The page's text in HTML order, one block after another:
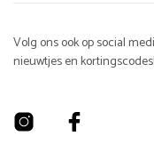
Volg ons ook op social
nieuwtjes en kortingscodes!